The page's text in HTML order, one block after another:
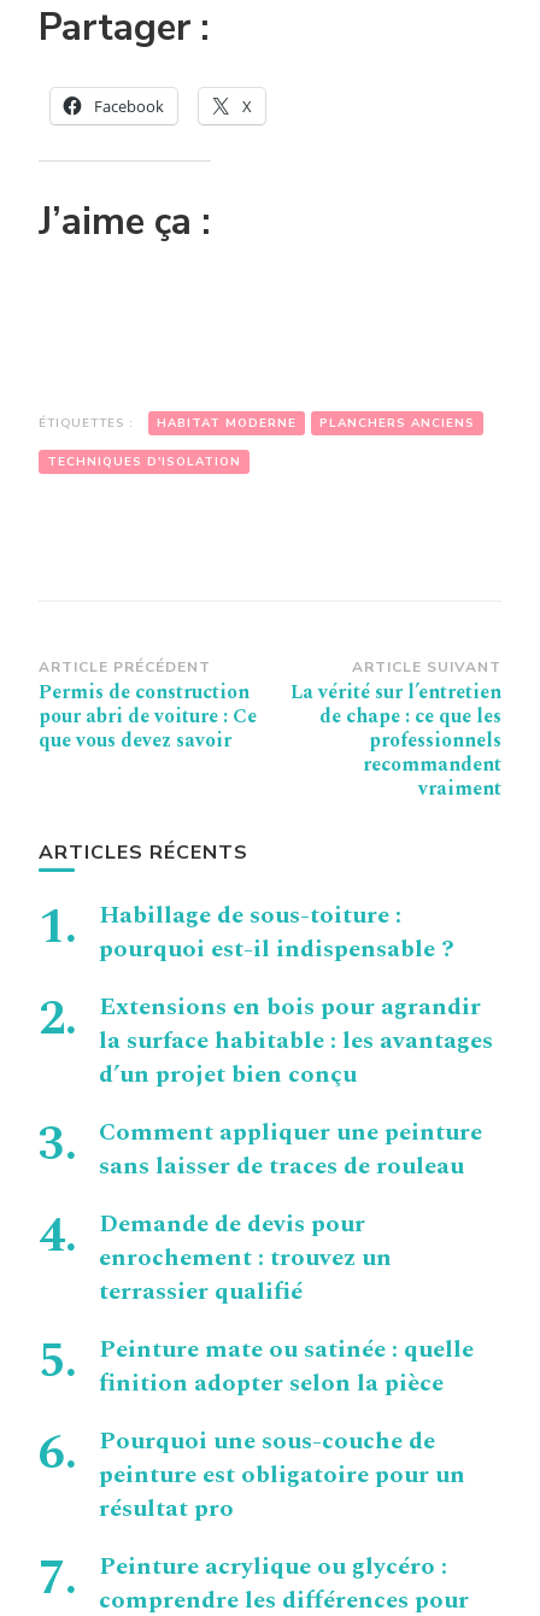
Partager :
Facebook X
J’aime ça :
ÉTIQUETTES : HABITAT MODERNE PLANCHERS ANCIENS
TECHNIQUES D'ISOLATION
Navigation
d’article
ARTICLE PRÉCÉDENT
Permis de construction
pour abri de voiture : Ce
que vous devez savoir
ARTICLE SUIVANT
La vérité sur l’entretien
de chape : ce que les
professionnels
recommandent
vraiment
ARTICLES RÉCENTS
Habillage de sous-toiture :
pourquoi est-il indispensable ?
Extensions en bois pour agrandir
la surface habitable : les avantages
d’un projet bien conçu
Comment appliquer une peinture
sans laisser de traces de rouleau
Demande de devis pour
enrochement : trouvez un
terrassier qualifié
Peinture mate ou satinée : quelle
finition adopter selon la pièce
Pourquoi une sous-couche de
peinture est obligatoire pour un
résultat pro
Peinture acrylique ou glycéro :
comprendre les différences pour